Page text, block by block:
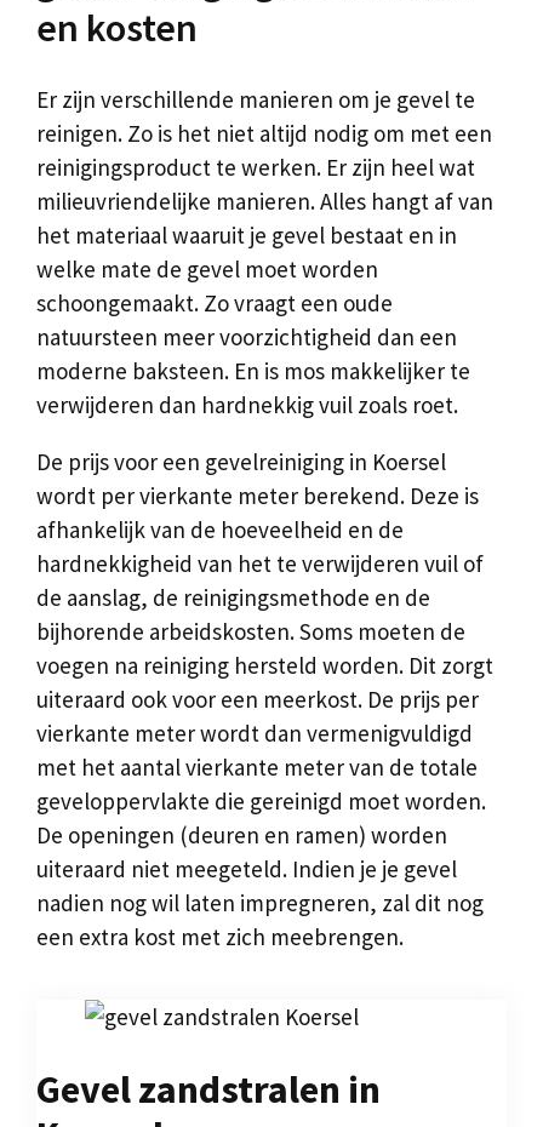
en kosten
Er zijn verschillende manieren om je gevel te
reinigen. Zo is het niet altijd nodig om met een
reinigingsproduct te werken. Er zijn heel wat
milieuvriendelijke manieren. Alles hangt af van
het materiaal waaruit je gevel bestaat en in
welke mate de gevel moet worden
schoongemaakt. Zo vraagt een oude
natuursteen meer voorzichtigheid dan een
moderne baksteen. En is mos makkelijker te
verwijderen dan hardnekkig vuil zoals roet.
De prijs voor een gevelreiniging in Koersel
wordt per vierkante meter berekend. Deze is
afhankelijk van de hoeveelheid en de
hardnekkigheid van het te verwijderen vuil of
de aanslag, de reinigingsmethode en de
bijhorende arbeidskosten. Soms moeten de
voegen na reiniging hersteld worden. Dit zorgt
uiteraard ook voor een meerkost. De prijs per
vierkante meter wordt dan vermenigvuldigd
met het aantal vierkante meter van de totale
geveloppervlakte die gereinigd moet worden.
De openingen (deuren en ramen) worden
uiteraard niet meegeteld. Indien je je gevel
nadien nog wil laten impregneren, zal dit nog
een extra kost met zich meebrengen.
Gevel zandstralen in